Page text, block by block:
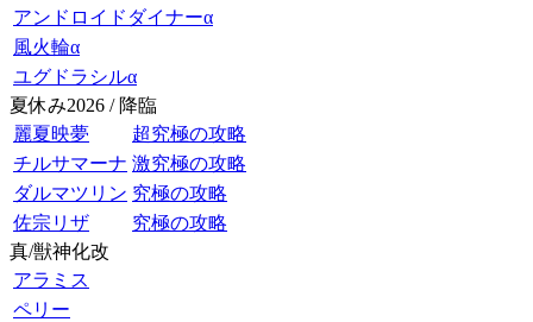
アンドロイドダイナーα
風火輪α
ユグドラシルα
夏休み2026 / 降臨
麗夏映夢
超究極の攻略
チルサマーナ 激究極の攻略
ダルマツリン 究極の攻略
佐宗リザ
究極の攻略
真/獣神化改
アラミス
ペリー